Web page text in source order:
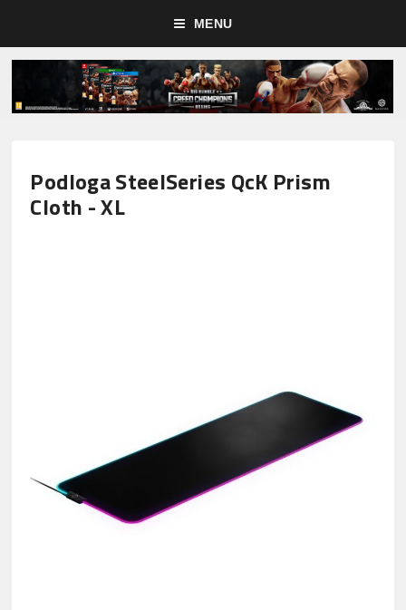
MENU
Podloga SteelSeries QcK Prism
Cloth - XL